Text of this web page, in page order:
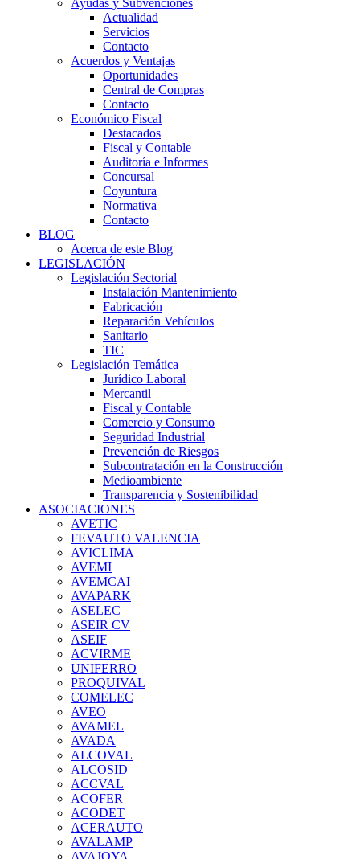
Ayudas y Subvenciones
Actualidad
Servicios
Contacto
Acuerdos y Ventajas
Oportunidades
Central de Compras
Contacto
Económico Fiscal
Destacados
Fiscal y Contable
Auditoría e Informes
Concursal
Coyuntura
Normativa
Contacto
BLOG
Acerca de este Blog
LEGISLACIÓN
Legislación Sectorial
Instalación Mantenimiento
Fabricación
Reparación Vehículos
Sanitario
TIC
Legislación Temática
Jurídico Laboral
Mercantil
Fiscal y Contable
Comercio y Consumo
Seguridad Industrial
Prevención de Riesgos
Subcontratación en la Construcción
Medioambiente
Transparencia y Sostenibilidad
ASOCIACIONES
AVETIC
FEVAUTO VALENCIA
AVICLIMA
AVEMI
AVEMCAI
AVAPARK
ASELEC
ASEIR CV
ASEIF
ACVIRME
UNIFERRO
PROQUIVAL
COMELEC
AVEO
AVAMEL
AVADA
ALCOVAL
ALCOSID
ACCVAL
ACOFER
ACODET
ACERAUTO
AVALAMP
AVAJOYA